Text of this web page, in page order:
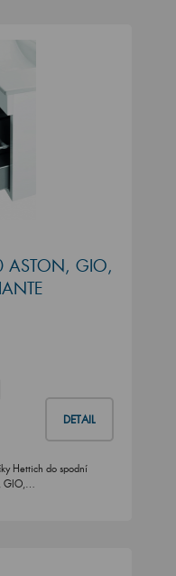
ASTON, GIO,
DETAIL
Hettich do spodní
GIO,…